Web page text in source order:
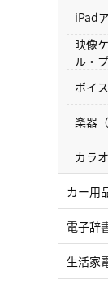
iPad
映像
ル・
ボイ
楽器
カラ
カー用
電子辞
生活家